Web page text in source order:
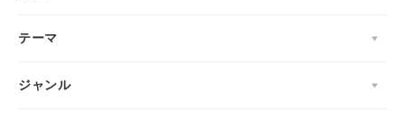
テーマ
ジャンル